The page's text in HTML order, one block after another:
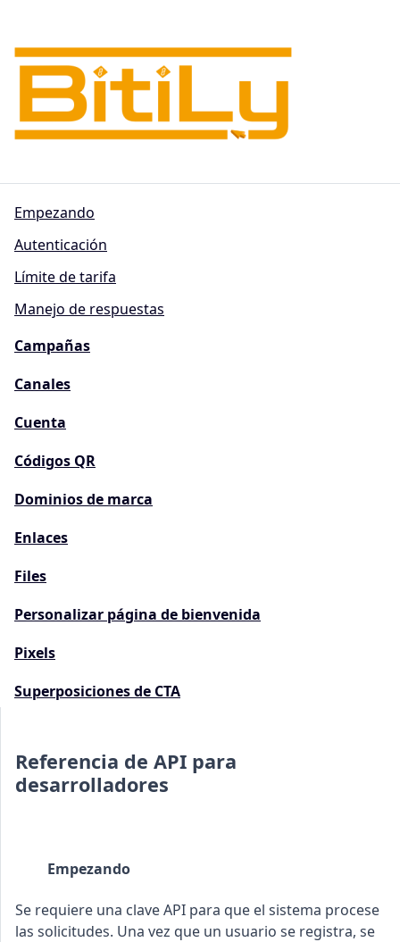
Empezando
Autenticación
Límite de tarifa
Manejo de respuestas
Campañas
Canales
Cuenta
Códigos QR
Dominios de marca
Enlaces
Files
Personalizar página de bienvenida
Pixels
Superposiciones de CTA
Referencia de API para
desarrolladores
Empezando
Se requiere una clave API para que el sistema procese
las solicitudes. Una vez que un usuario se registra, se